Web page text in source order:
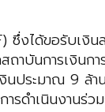
ซึ่งได้ขอรับเงิ
าบันการเงินกา
นประมาณ 9 ล้า
รดำเนินงานร่